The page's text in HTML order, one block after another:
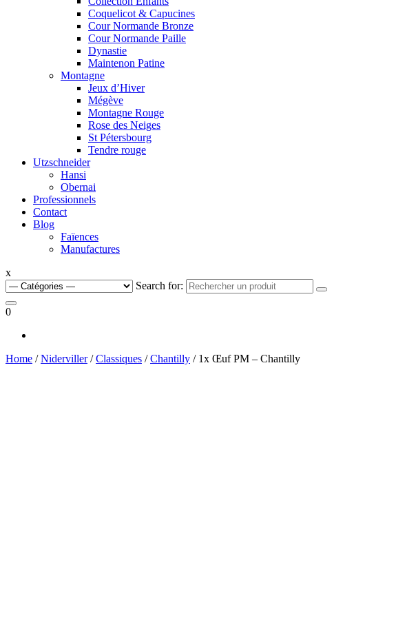
Coquelicot & Capucines
Cour Normande Bronze
Cour Normande Paille
Dynastie
Maintenon Patine
Montagne
Jeux d’Hiver
Mégève
Montagne Rouge
Rose des Neiges
St Pétersbourg
Tendre rouge
Utzschneider
Hansi
Obernai
Professionnels
Contact
Blog
Faïences
Manufactures
x
Search for:
0
Home /Niderviller/Classiques /Chantilly / 1x Œuf PM – Chantilly